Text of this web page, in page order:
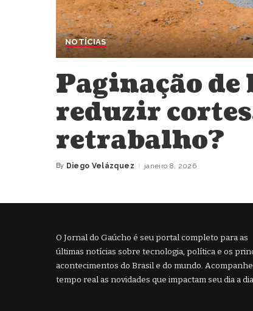
NOTÍCIAS
Paginação de
reduzir
retrabalho?
Posted
By Diego Velázquez janeiro 8, 2026
O Jornal do Gaúcho é seu portal completo para as
últimas notícias sobre tecnologia, política e os
acontecimentos do Brasil e do mundo.
tempo real as novidades que impactam seu dia a